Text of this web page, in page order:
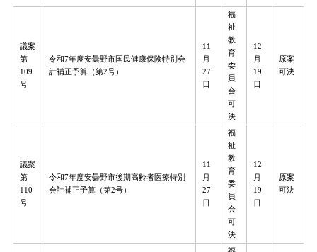
議案
第
109
号
令和7年度安曇野市国民健康保険特別会
計補正予算（第2号）
11
月
27
日
福
祉
教
育
委
員
会
可
決
12
月
19
日
原案
可決
議案
第
110
号
令和7年度安曇野市後期高齢者医療特別
会計補正予算（第2号）
11
月
27
日
福
祉
教
育
委
員
会
可
決
12
月
19
日
原案
可決